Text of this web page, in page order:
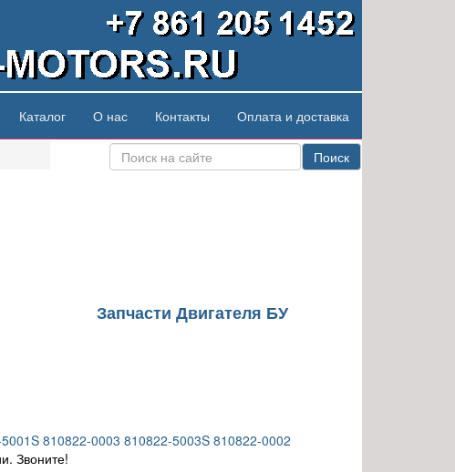
Каталог О нас Контакты Оплата и доставка
Поиск
Запчасти Двигателя БУ
810822-0003 810822-5003S 810822-0002
Звоните!